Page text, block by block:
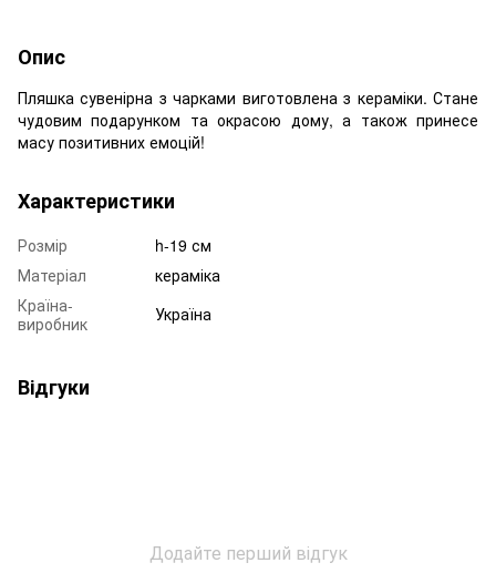
Опис
Пляшка сувенірна з чарками виготовлена з кераміки. Стане
чудовим подарунком та окрасою дому, а також принесе
масу позитивних емоцій!
Характеристики
Розмір
h-19 см
Матеріал
кераміка
Країна-
виробник
Україна
Відгуки
Додайте перший відгук